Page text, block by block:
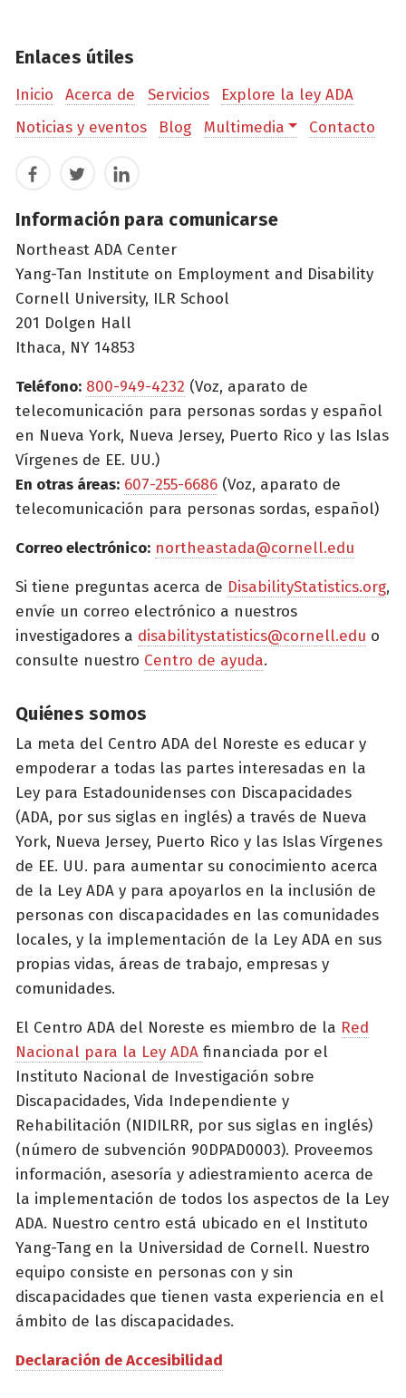
Enlaces útiles
Inicio Acerca de Servicios
Explore la ley ADA
Noticias y eventos
Blog Multimedia Contacto
FacebookTwitterLinkedIn
Información para comunicarse
Northeast ADA Center
Yang-Tan Institute on Employment and Disability
Cornell University, ILR School
201 Dolgen Hall
Ithaca, NY 14853
Teléfono: 800-949-4232 (Voz, aparato de
telecomunicación para personas sordas y español
en Nueva York, Nueva Jersey, Puerto Rico y las Islas
Vírgenes de EE. UU.)
En otras áreas: 607-255-6686 (Voz, aparato de
telecomunicación para personas sordas, español)
Correo electrónico: northeastada@cornell.edu
Si tiene preguntas acerca de DisabilityStatistics.org,
envíe un correo electrónico a nuestros
investigadores a disabilitystatistics@cornell.edu o
consulte nuestro Centro de ayuda.
Quiénes somos
La meta del Centro ADA del Noreste es educar y
empoderar a todas las partes interesadas en la
Ley para Estadounidenses con Discapacidades
(ADA, por sus siglas en inglés) a través de Nueva
York, Nueva Jersey, Puerto Rico y las Islas Vírgenes
de EE. UU. para aumentar su conocimiento acerca
de la Ley ADA y para apoyarlos en la inclusión de
personas con discapacidades en las comunidades
locales, y la implementación de la Ley ADA en sus
propias vidas, áreas de trabajo, empresas y
comunidades.
El Centro ADA del Noreste es miembro de la Red
Nacional para la Ley ADA financiada por el
Instituto Nacional de Investigación sobre
Discapacidades, Vida Independiente y
Rehabilitación (NIDILRR, por sus siglas en inglés)
(número de subvención 90DPAD0003). Proveemos
información, asesoría y adiestramiento acerca de
la implementación de todos los aspectos de la Ley
ADA. Nuestro centro está ubicado en el Instituto
Yang-Tang en la Universidad de Cornell. Nuestro
equipo consiste en personas con y sin
discapacidades que tienen vasta experiencia en el
ámbito de las discapacidades.
Declaración de Accesibilidad